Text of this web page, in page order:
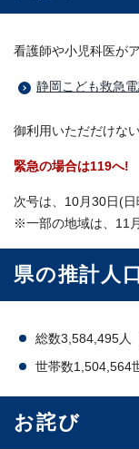
看護師や小児科医が
静岡こども救急
御利用いただだけな
緊急の場合は119へ!
次号は、10月30日(
※一部の地域は、11
県の推計人
総数3,584,495人
世帯数1,504,564
お詫び